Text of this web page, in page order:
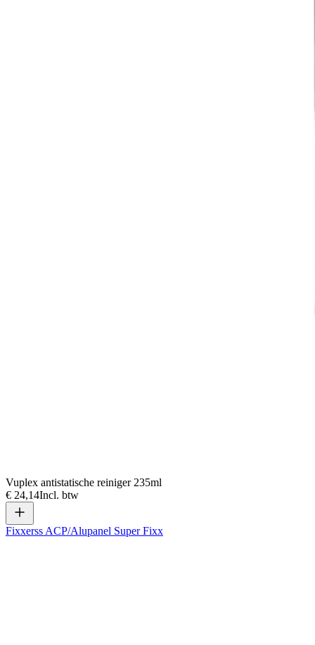
Vuplex antistatische reiniger 235ml
€ 24,14Incl. btw
Fixxerss ACP/Alupanel Super Fixx